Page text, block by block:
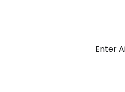
Enter